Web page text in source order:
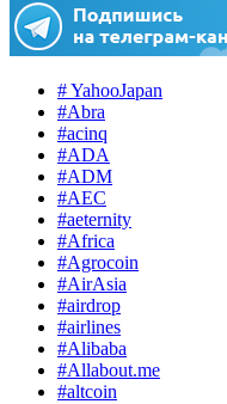
# YahooJapan
#Abra
#acinq
#ADA
#ADM
#AEC
#aeternity
#Africa
#Agrocoin
#AirAsia
#airdrop
#airlines
#Alibaba
#Allabout.me
#altcoin